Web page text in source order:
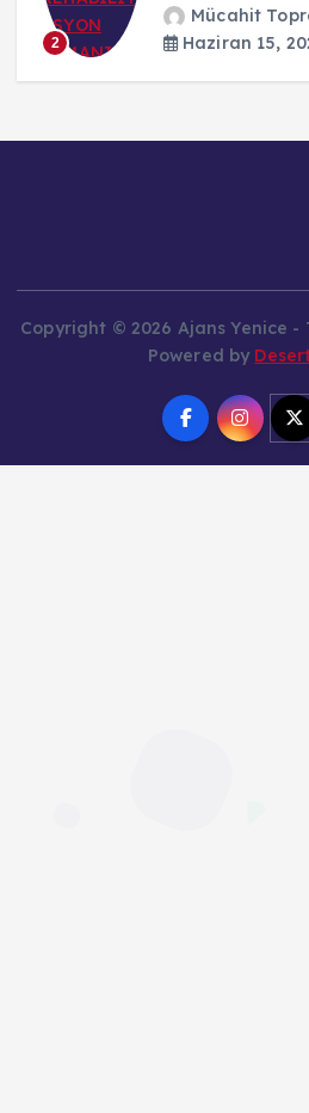
2
Mücahit
Haziran 15,
Copyright © 2026 Ajans Yenice -
Powered by